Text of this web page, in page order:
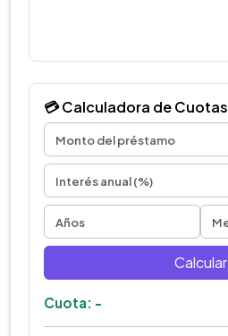
💳 Calculadora de Cuotas
Calcular
Cuota: -